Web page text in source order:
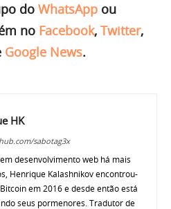
do WhatsApp ou
no Facebook, Twitter,
Google News.
HK
sabotag3x
desenvolvimento web há mais
Henrique Kalashnikov encontrou-
em 2016 e desde então está
seus pormenores. Tradutor de